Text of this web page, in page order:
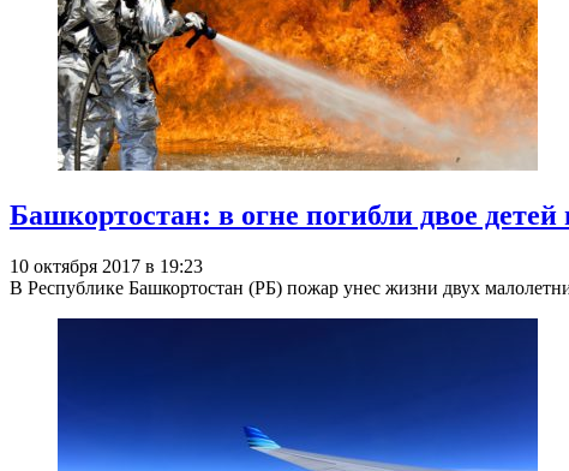
Башкортостан: в огне погибли двое детей
10 октября 2017 в 19:23
В Республике Башкортостан (РБ) пожар унес жизни двух